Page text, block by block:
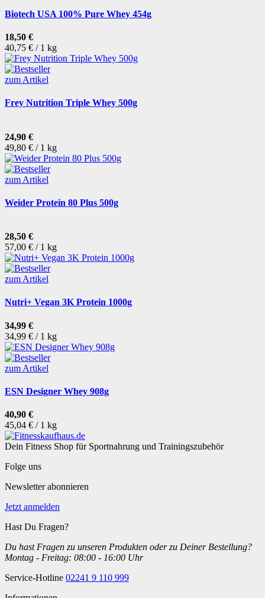
Biotech USA 100% Pure Whey 454g
18,50 €
40,75 € / 1 kg
zum Artikel
Frey Nutrition Triple Whey 500g
24,90 €
49,80 € / 1 kg
zum Artikel
Weider Protein 80 Plus 500g
28,50 €
57,00 € / 1 kg
zum Artikel
Nutri+ Vegan 3K Protein 1000g
34,99 €
34,99 € / 1 kg
zum Artikel
ESN Designer Whey 908g
40,90 €
45,04 € / 1 kg
Dein Fitness Shop für Sportnahrung und Trainingszubehör
Folge uns
Newsletter abonnieren
Jetzt anmelden
Hast Du Fragen?
Du hast Fragen zu unseren Produkten oder zu Deiner Bestellung?
Montag - Freitag: 08:00 - 16:00 Uhr
Service-Hotline 02241 9 110 999